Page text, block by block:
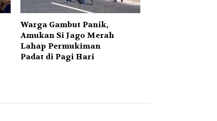
Warga Gambut Panik,
Amukan Si Jago Merah
Lahap Permukiman
Padat di Pagi Hari